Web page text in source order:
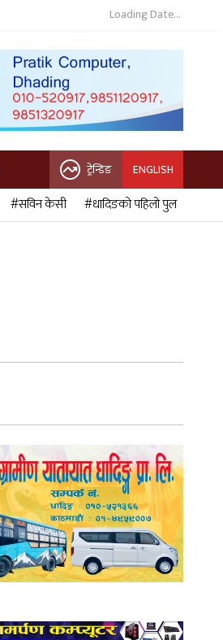
Loading Date...
ट्रेन्डिङ ENGLISH
#सविन केसी #धादिङको पहिलो पुल